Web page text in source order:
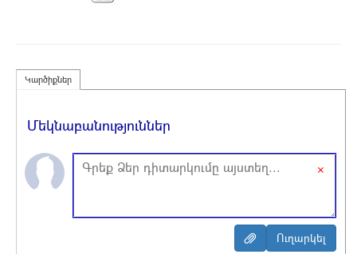
Կարծիքներ
Մեկնաբանություններ
×